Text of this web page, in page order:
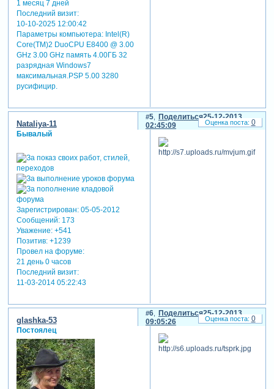
1 месяц 7 дней
Последний визит:
10-10-2025 12:00:42
Параметры компьютера:Intel(R)
Core(TM)2 DuoCPU E8400 @ 3.00
GHz 3.00 GHz память 4.00ГБ 32
разрядная Windows7
максимальная.PSP 5.00 3280
русифицир.
Поделиться
5
25-12-2013
02:45:09
Nataliya-11
Бывалый
Зарегистрирован: 05-05-2012
Сообщений:173
Уважение: +541
Позитив: +1239
Провел на форуме:
21 день 0 часов
Последний визит:
11-03-2014 05:22:43
0
Поделиться
6
25-12-2013
09:05:26
glashka-53
Постоялец
0